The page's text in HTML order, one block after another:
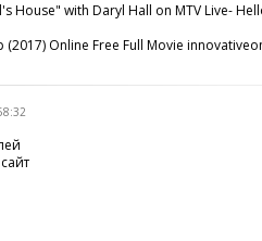
House" with Daryl Hall on MTV Live-
(2017) Online Free Full Movie